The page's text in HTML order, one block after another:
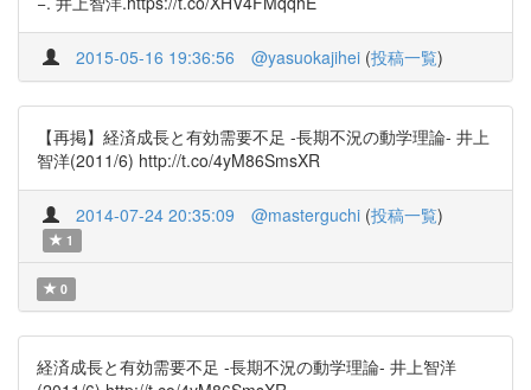
2015-05-16 19:36:56 @yasuokajihei (投稿一覧)
【再掲】経済成長と有効需要不足 -長期不況の動学理論- 井上
智洋(2011/6) http://t.co/4yM86SmsXR
2014-07-24 20:35:09 @masterguchi (投稿一覧)
1
0
経済成長と有効需要不足 -長期不況の動学理論- 井上智洋